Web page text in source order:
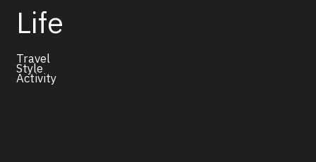
Life
Travel
Style
Activity